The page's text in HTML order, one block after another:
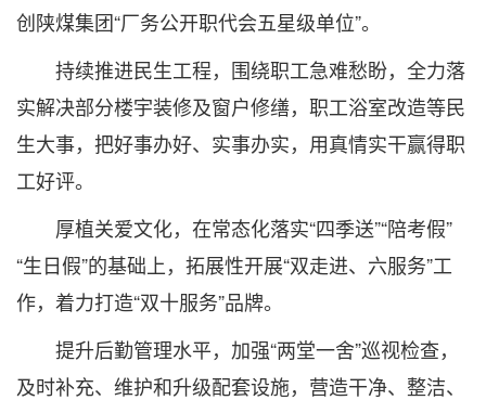
创陕煤集团“厂务公开职代会五星级单位”。
持续推进民生工程，围绕职工急难愁盼，全力落
实解决部分楼宇装修及窗户修缮，职工浴室改造等民
生大事，把好事办好、实事办实，用真情实干赢得职
工好评。
厚植关爱文化，在常态化落实“四季送”“陪考假”
“生日假”的基础上，拓展性开展“双走进、六服务”工
作，着力打造“双十服务”品牌。
提升后勤管理水平，加强“两堂一舍”巡视检查，
及时补充、维护和升级配套设施，营造干净、整洁、